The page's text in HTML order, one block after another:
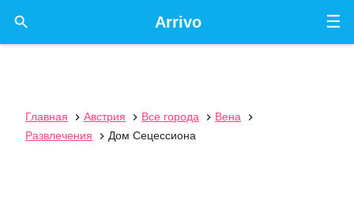
☰
Arrivo

Главная  Австрия  Все города  Вена

Развлечения
 Дом Сецессиона